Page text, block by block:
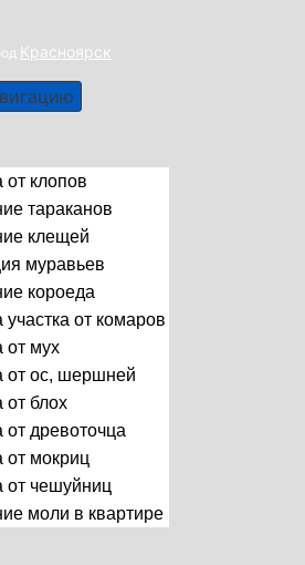
Красноярск
от клопов
тараканов
клещей
муравьев
короеда
от комаров
от мух
от ос, шершней
от блох
от древоточца
от мокриц
от чешуйниц
моли в квартире